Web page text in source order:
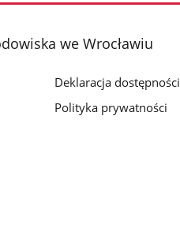
we Wrocławiu
Deklaracja dostępności
Polityka prywatności